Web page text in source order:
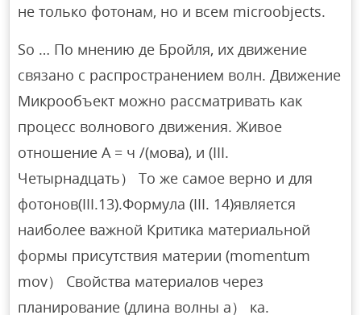
не только фотонам, но и всем microobjects.
So … По мнению де Бройля, их движение
связано с распространением волн. Движение
Микрообъект можно рассматривать как
процесс волнового движения. Живое
отношение А = ч /(мова), и (III.
Четырнадцать） То же самое верно и для
фотонов(III.13).Формула (III. 14)является
наиболее важной Критика материальной
формы присутствия материи (momentum
mov） Свойства материалов через
планирование (длина волны а） ка.